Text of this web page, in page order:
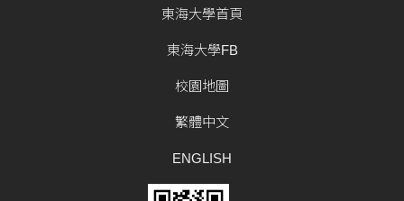
東海大學首頁
東海大學FB
校園地圖
繁體中文
ENGLISH